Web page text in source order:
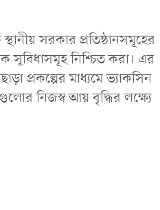
সরকার প্রতিষ্ঠানসমূহের
সুবিধাসমূহ নিশ্চিত করা। এর
প্রকল্পের মাধ্যমে ভ্যাকসিন
নিজস্ব আয় বৃদ্ধির লক্ষ্যে